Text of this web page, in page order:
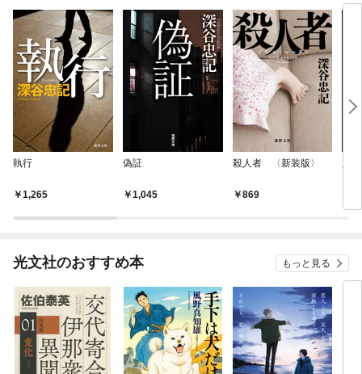
執行
1,265
偽証
1,045
殺人者 〈新装版〉
869
立
光文社のおすすめ本 もっと見る